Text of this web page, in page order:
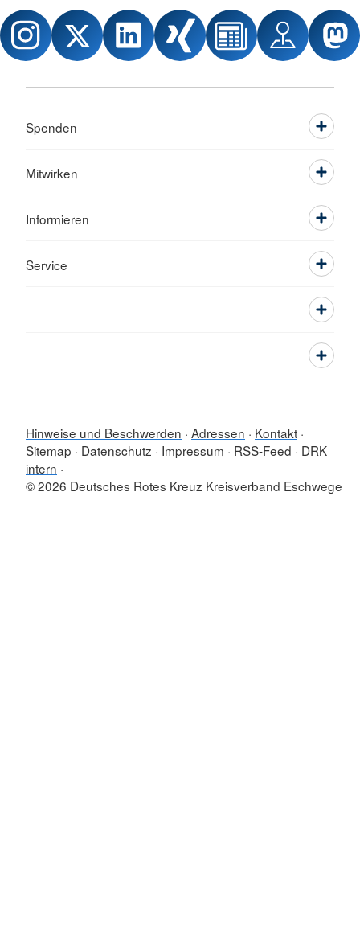
Spenden
Mitwirken
Informieren
Service
Hinweise und Beschwerden Adressen
Kontakt
Sitemap
Datenschutz Impressum RSS-Feed
DRK
intern
© 2026 Deutsches Rotes Kreuz Kreisverband Eschwege